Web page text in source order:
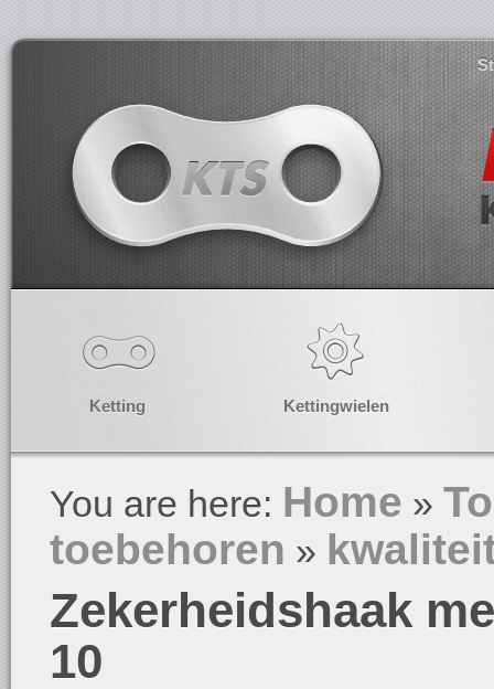
Ketting Kettingwielen
You are here: Home »
toebehoren »
Zekerheidshaak
10